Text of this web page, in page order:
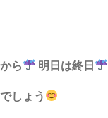
ら 明日は終日
しょう